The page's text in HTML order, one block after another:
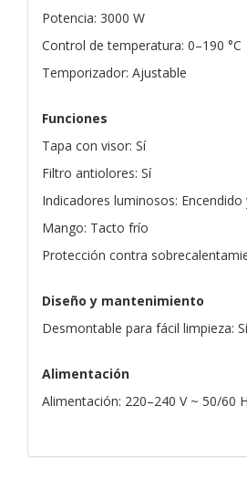
Potencia: 3000 W
Control de temperatura: 0–190 °C
Temporizador: Ajustable
Funciones
Tapa con visor: Sí
Filtro antiolores: Sí
Indicadores luminosos: Encendido
Mango: Tacto frío
Protección contra
Diseño y mantenimiento
Desmontable para fácil limpieza: Sí
Alimentación
Alimentación: 220–240 V ~ 50/60